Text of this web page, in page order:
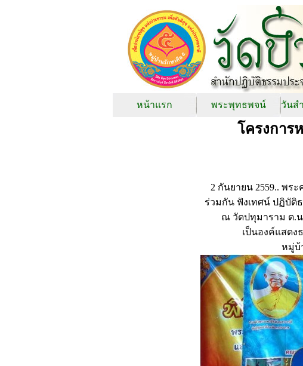
หน้าแรก พระพุทธพจน์ วันส
โครงการ
2 กันยายน 2559.. พร
ร่วมกัน ฟังเทศน์ ปฏิบัติ
ณ วัดปทุมาราม ต.
เป็นองค์แสด
หมู่บ้